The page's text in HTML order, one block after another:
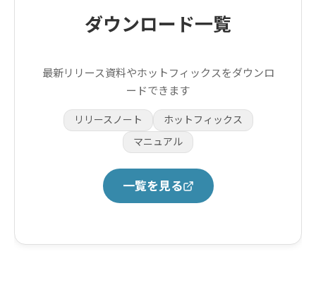
ダウンロード一覧
最新リリース資料やホットフィックスをダウンロ
ードできます
リリースノート
ホットフィックス
マニュアル
一覧を見る